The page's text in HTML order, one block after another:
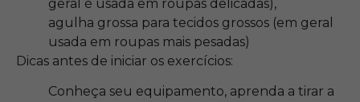
geral é usada em roupas delicadas),
agulha grossa para tecidos grossos (em geral
usada em roupas mais pesadas)
Dicas antes de iniciar os exercícios:
Conheça seu equipamento, aprenda a tirar a